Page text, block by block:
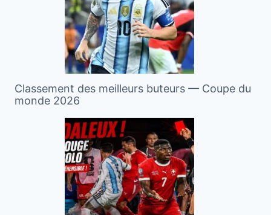
Classement des meilleurs buteurs — Coupe du
monde 2026